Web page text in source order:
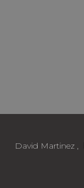
David Martinez ,